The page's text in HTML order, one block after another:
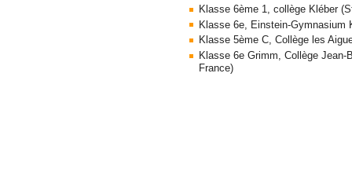
Klasse 6ème 1, collège Kléber
Klasse 6e, Einstein-Gymnasium
Klasse 5ème C, Collège les
Klasse 6e Grimm, Collège
France)